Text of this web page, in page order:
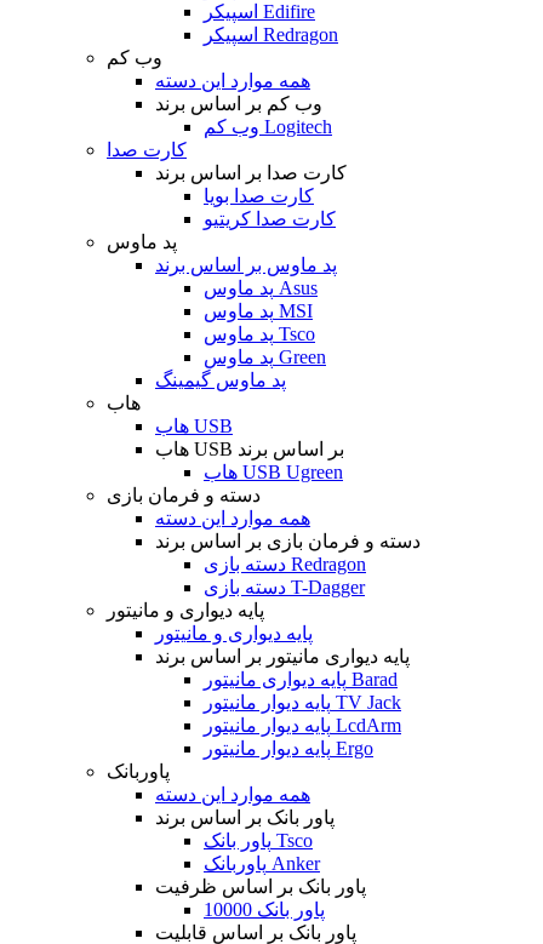
اسپیکر Edifire
اسپیکر Redragon
وب کم
همه موارد این دسته
وب کم بر اساس برند
وب کم Logitech
کارت صدا
کارت صدا بر اساس برند
کارت صدا بویا
کارت صدا کریتیو
پد ماوس
پد ماوس بر اساس برند
پد ماوس Asus
پد ماوس MSI
پد ماوس Tsco
پد ماوس Green
پد ماوس گیمینگ
هاب
هاب USB
هاب USB بر اساس برند
هاب USB Ugreen
دسته و فرمان بازی
همه موارد این دسته
دسته و فرمان بازی بر اساس برند
دسته بازی Redragon
دسته بازی T-Dagger
پایه دیواری و مانیتور
پایه دیواری و مانیتور
پایه دیواری مانیتور بر اساس برند
پایه دیواری مانیتور Barad
پایه دیوار مانیتور TV Jack
پایه دیوار مانیتور LcdArm
پایه دیوار مانیتور Ergo
پاوربانک
همه موارد این دسته
پاور بانک بر اساس برند
پاور بانک Tsco
پاوربانک Anker
پاور بانک بر اساس ظرفیت
پاور بانک 10000
پاور بانک بر اساس قابلیت